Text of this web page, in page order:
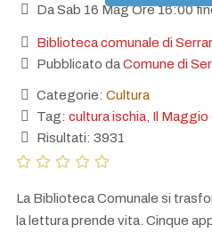
Da Sab 16 Mag Ore 16:00
Biblioteca comunale di
Pubblicato daComune di
Categorie: Cultura
Tag: cultura ischia Il Maggio
Risultati: 3931
La Biblioteca Comunale si
la lettura prende vita. Cinque